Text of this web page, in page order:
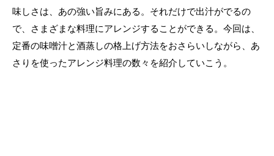
味しさは、あの強い旨みにある。それだけで出汁がでるの
で、さまざまな料理にアレンジすることができる。今回は、
定番の味噌汁と酒蒸しの格上げ方法をおさらいしながら、あ
さりを使ったアレンジ料理の数々を紹介していこう。